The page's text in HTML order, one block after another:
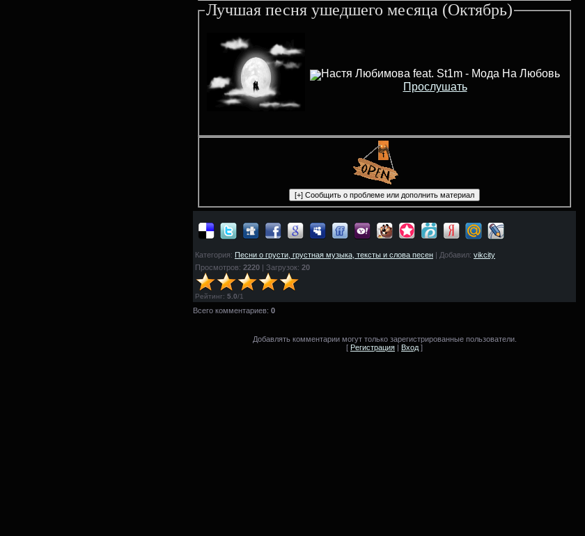
Лучшая песня ушедшего месяца (Октябрь)
Настя Любимова feat. St1m - Мода На Любовь
Прослушать
Категория: Песни о грусти, грустная музыка, тексты и слова песен | Добавил: vikcity
Просмотров: 2220 | Загрузок: 20
Рейтинг: 5.0/1
Всего комментариев: 0
Добавлять комментарии могут только зарегистрированные пользователи.
[ Регистрация | Вход ]